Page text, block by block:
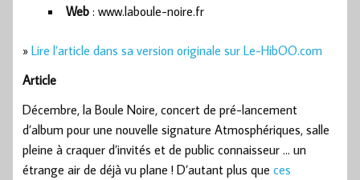
Web : www.laboule-noire.fr
» Lire l’article dans sa version originale sur Le-HibOO.com
Article
Décembre, la Boule Noire, concert de pré-lancement
d’album pour une nouvelle signature Atmosphériques, salle
pleine à craquer d’invités et de public connaisseur … un
étrange air de déjà vu plane ! D’autant plus que ces